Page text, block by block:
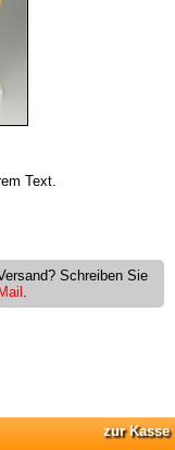
Text.
Schreiben Sie
.
zur Kasse